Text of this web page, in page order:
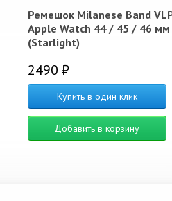
Ремешок Milanese Band
Apple Watch 44 / 45 / 46 мм
(Starlight)
2490 ₽
Купить в один клик
Добавить в корзину